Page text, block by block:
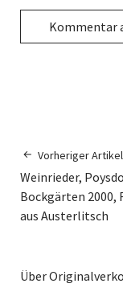
Vorheriger Artikel
Weinrieder,
Bockgärten 2000,
aus Austerlitsch
Über